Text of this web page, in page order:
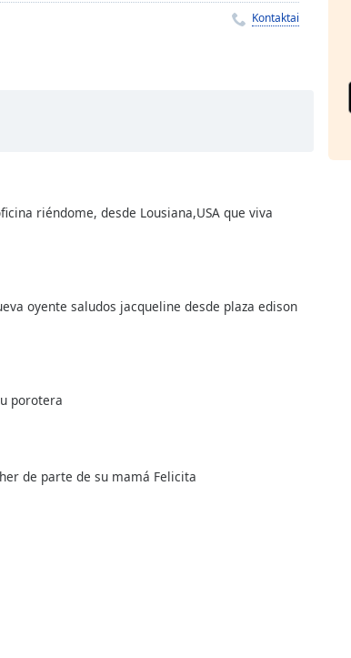
Kontaktai
riéndome, desde Lousiana,USA que viva
oyente saludos jacqueline desde plaza edison
porotera
de parte de su mamá Felicita